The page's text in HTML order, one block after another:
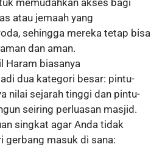
memudahkan akses bagi
atau jemaah yang
sehingga mereka tetap bisa
dan aman.
Haram biasanya
dua kategori besar: pintu-
nilai sejarah tinggi dan pintu-
seiring perluasan masjid.
singkat agar Anda tidak
gerbang masuk di sana: